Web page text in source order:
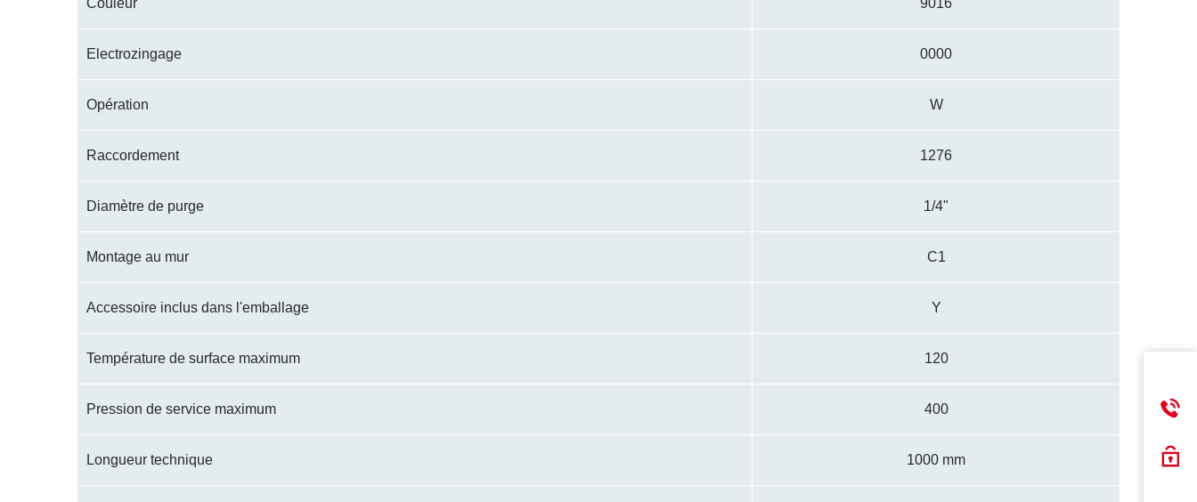
Couleur 9016
Electrozingage 0000
Opération W
Raccordement 1276
Diamètre de purge 1/4"
Montage au mur C1
Accessoire inclus dans l'emballage Y
Température de surface maximum 120
Pression de service maximum 400
Longueur technique 1000 mm